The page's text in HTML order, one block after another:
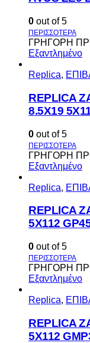
0 out of 5
ΓΡΗΓΟΡΗ
Εξαντλημένο
Replica,
REPLICA
8.5X19
0 out of 5
ΓΡΗΓΟΡΗ
Εξαντλημένο
Replica,
REPLICA
5X112
0 out of 5
ΓΡΗΓΟΡΗ
Εξαντλημένο
Replica,
REPLICA
5X112